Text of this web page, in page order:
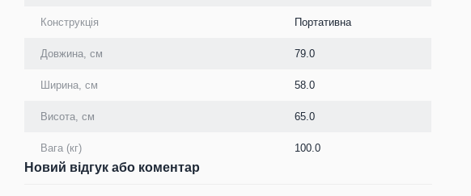
Конструкція Портативна
Довжина, см 79.0
Ширина, см 58.0
Висота, см 65.0
Вага (кг) 100.0
Новий відгук або коментар